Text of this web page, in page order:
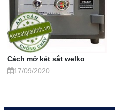
Cách mở két sắt welko
17/09/2020